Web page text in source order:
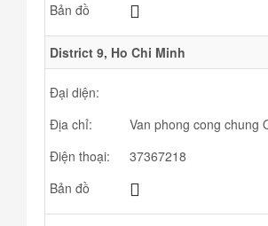
Bản đồ
District 9, Ho Chi Minh
Đại diện:
Địa chỉ:
Van phong cong chung
Điện thoại:
37367218
Bản đồ